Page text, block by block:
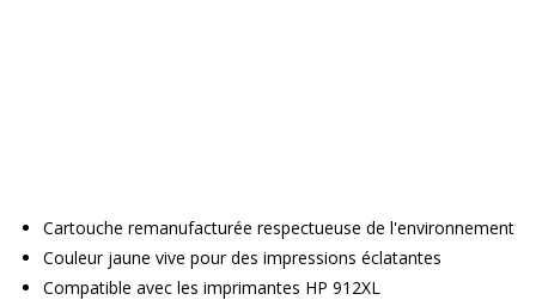
Cartouche remanufacturée respectueuse de l'environnement
Couleur jaune vive pour des impressions éclatantes
Compatible avec les imprimantes HP 912XL